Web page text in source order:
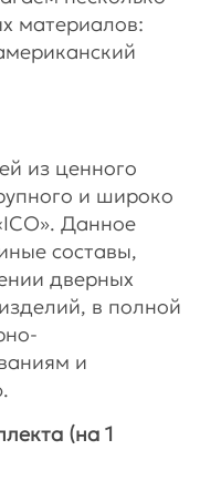
материалов:
из ценного
и широко
Данное
составы,
дверных
в полной
и
(на 1